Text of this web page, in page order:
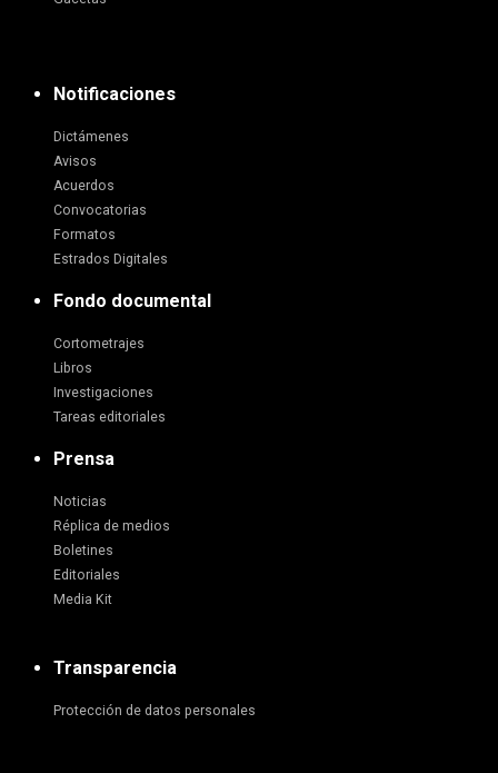
Notificaciones
Dictámenes
Avisos
Acuerdos
Convocatorias
Formatos
Estrados Digitales
Fondo documental
Cortometrajes
Libros
Investigaciones
Tareas editoriales
Prensa
Noticias
Réplica de medios
Boletines
Editoriales
Media Kit
Transparencia
Protección de datos personales